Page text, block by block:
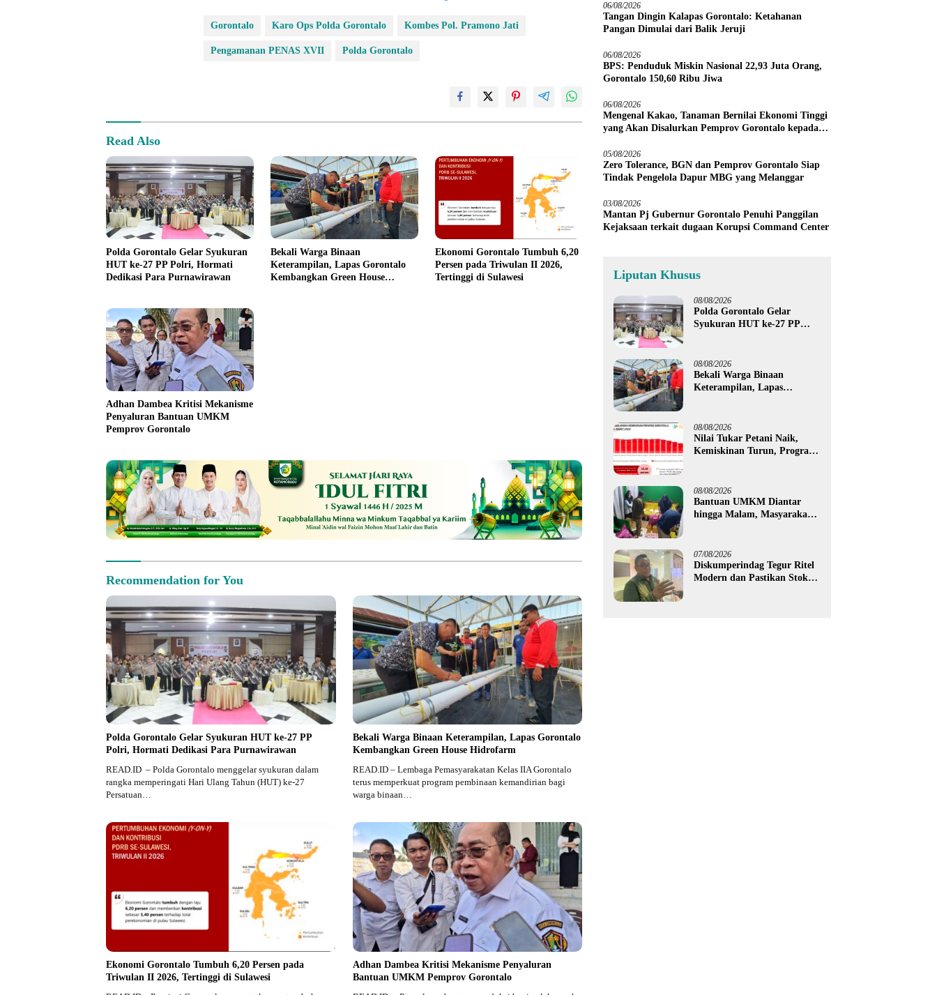
Gorontalo Karo Ops Polda Gorontalo Kombes Pol. Pramono Jati
Pengamanan PENAS XVII Polda Gorontalo
Read Also
Polda Gorontalo Gelar Syukuran
HUT ke-27 PP Polri, Hormati
Dedikasi Para Purnawirawan
Bekali Warga Binaan
Keterampilan, Lapas Gorontalo
Kembangkan Green House
Ekonomi Gorontalo Tumbuh 6,20
Persen pada Triwulan II 2026,
Tertinggi di Sulawesi
Adhan Dambea Kritisi Mekanisme
Penyaluran Bantuan UMKM
Pemprov Gorontalo
Recommendation for You
Polda Gorontalo Gelar Syukuran HUT ke-27 PP
Polri, Hormati Dedikasi Para Purnawirawan
READ.ID – Polda Gorontalo menggelar syukuran dalam
rangka memperingati Hari Ulang Tahun (HUT) ke-27
Persatuan…
Bekali Warga Binaan Keterampilan, Lapas Gorontalo
Kembangkan Green House Hidrofarm
READ.ID – Lembaga Pemasyarakatan Kelas IIA Gorontalo
terus memperkuat program pembinaan kemandirian bagi
warga binaan…
Ekonomi Gorontalo Tumbuh 6,20 Persen pada
Triwulan II 2026, Tertinggi di Sulawesi
Adhan Dambea Kritisi Mekanisme Penyaluran
Bantuan UMKM Pemprov Gorontalo
06/08/2026
Tangan Dingin Kalapas Gorontalo: Ketahanan
Pangan Dimulai dari Balik Jeruji
06/08/2026
BPS: Penduduk Miskin Nasional 22,93 Juta Orang,
Gorontalo 150,60 Ribu Jiwa
06/08/2026
Mengenal Kakao, Tanaman Bernilai Ekonomi Tinggi
yang Akan Disalurkan Pemprov Gorontalo kepada
05/08/2026
Zero Tolerance, BGN dan Pemprov Gorontalo Siap
Tindak Pengelola Dapur MBG yang Melanggar
03/08/2026
Mantan Pj Gubernur Gorontalo Penuhi Panggilan
Kejaksaan terkait dugaan Korupsi Command Center
Liputan Khusus
08/08/2026
Polda Gorontalo Gelar
Syukuran HUT ke-27 PP
08/08/2026
Bekali Warga Binaan
Keterampilan, Lapas
08/08/2026
Nilai Tukar Petani Naik,
Kemiskinan Turun, Program
08/08/2026
Bantuan UMKM Diantar
hingga Malam, Masyarakat
07/08/2026
Diskumperindag Tegur Ritel
Modern dan Pastikan Stok